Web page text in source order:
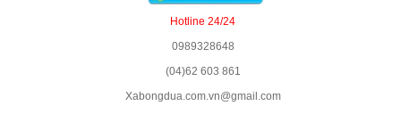
Hotline 24/24
0989328648
(04)62 603 861
Xabongdua.com.vn@gmail.com